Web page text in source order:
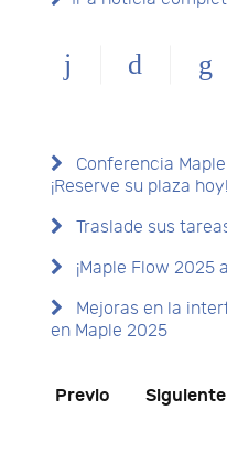
Conferencia
¡Reserve su plaza hoy!
Traslade sus
¡Maple Flow 2025
Mejoras en la
en Maple 2025
Previo Siguiente